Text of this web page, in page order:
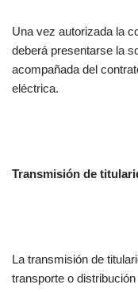
Una vez autorizada la
deberá presentarse la
acompañada del
eléctrica.
Transmisión de
La transmisión de
transporte o